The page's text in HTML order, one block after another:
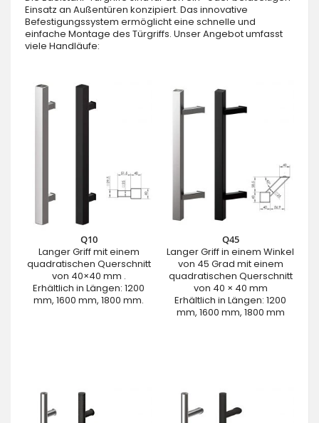
Einsatz an Außentüren konzipiert. Das innovative
Befestigungssystem ermöglicht eine schnelle und
einfache Montage des Türgriffs. Unser Angebot umfasst
viele Handläufe:
Q10
Langer Griff mit einem
quadratischen Querschnitt
von 40×40 mm .
Erhältlich in Längen: 1200
mm, 1600 mm, 1800 mm.
Q45
Langer Griff in einem Winkel
von 45 Grad mit einem
quadratischen Querschnitt
von 40 × 40 mm
Erhältlich in Längen: 1200
mm, 1600 mm, 1800 mm